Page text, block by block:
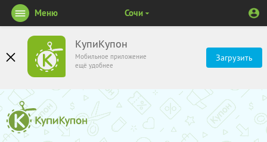
КупиКупон
Мобильное приложение
ещё удобнее
Загрузить
Меню Сочи